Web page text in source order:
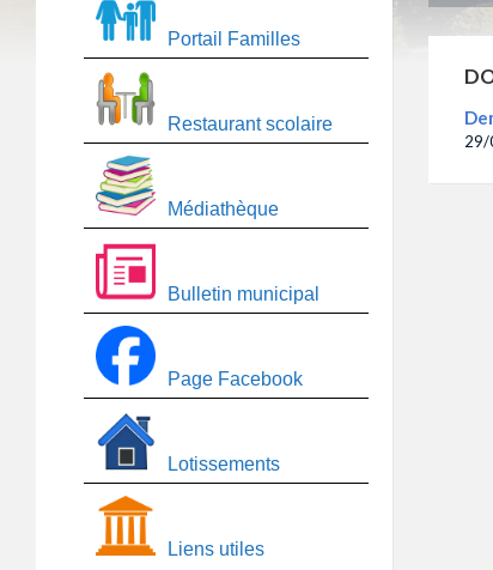
29/
Portail Familles
Restaurant scolaire
Médiathèque
Bulletin municipal
Page Facebook
Lotissements
Liens utiles